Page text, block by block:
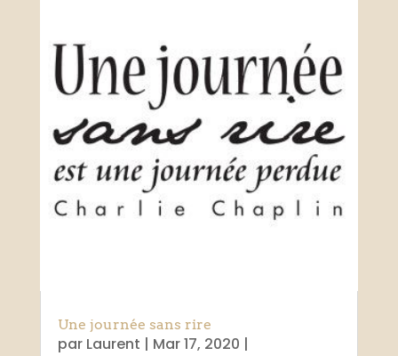
Une journée sans rire
par Laurent | Mar 17, 2020 |